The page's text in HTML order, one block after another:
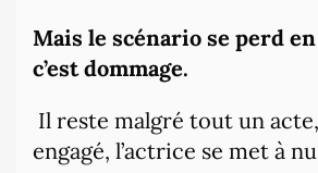
Mais le scénario se perd
c’est dommage.
Il reste malgré tout un
engagé, l’actrice se met à